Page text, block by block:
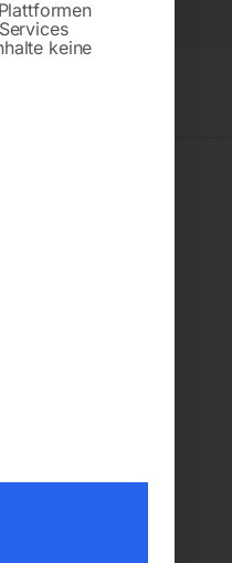
keine